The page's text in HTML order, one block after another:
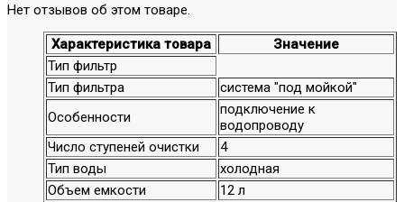
Нет отзывов об этом товаре.
Характеристика товара
Значение
Тип фильтр
Тип фильтра
система "под мойкой"
Особенности
подключение к
водопроводу
Число ступеней очистки
4
Тип воды
холодная
Объем емкости
12 л